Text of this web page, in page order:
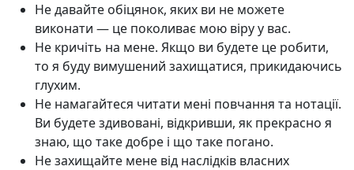
Не давайте обіцянок, яких ви не можете
виконати — це поколиває мою віру у вас.
Не кричіть на мене. Якщо ви будете це робити,
то я буду вимушений захищатися, прикидаючись
глухим.
Не намагайтеся читати мені повчання та нотації.
Ви будете здивовані, відкривши, як прекрасно я
знаю, що таке добре і що таке погано.
Не захищайте мене від наслідків власних